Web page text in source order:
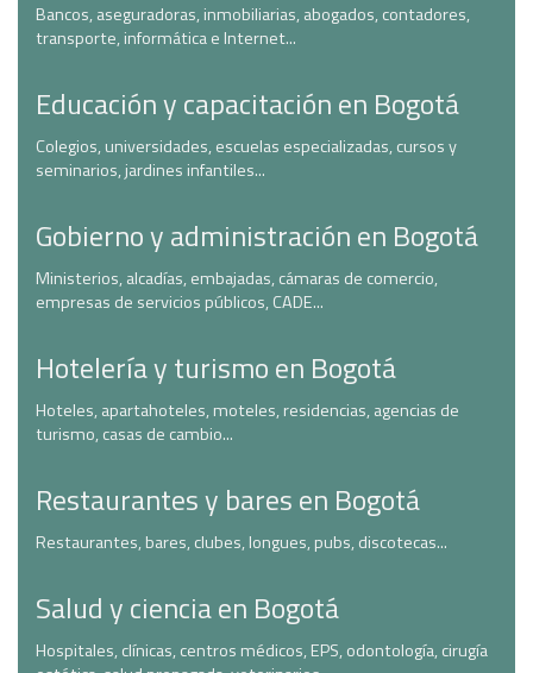
Bancos, aseguradoras, inmobiliarias, abogados, contadores,
transporte, informática e Internet...
Educación y capacitación en Bogotá
Colegios, universidades, escuelas especializadas, cursos y
seminarios, jardines infantiles...
Gobierno y administración en Bogotá
Ministerios, alcadías, embajadas, cámaras de comercio,
empresas de servicios públicos, CADE...
Hotelería y turismo en Bogotá
Hoteles, apartahoteles, moteles, residencias, agencias de
turismo, casas de cambio...
Restaurantes y bares en Bogotá
Restaurantes, bares, clubes, longues, pubs, discotecas...
Salud y ciencia en Bogotá
Hospitales, clínicas, centros médicos, EPS, odontología, cirugía